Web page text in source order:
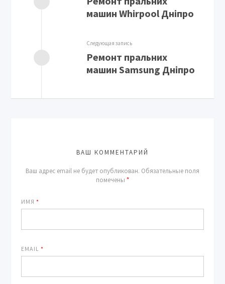
машин Whirpool Дніпро
Следующая запись
Ремонт пральних
машин Samsung Дніпро
ВАШ КОММЕНТАРИЙ
Ваш адрес email не будет опубликован. Обязательные поля
помечены *
ИМЯ*
EMAIL*